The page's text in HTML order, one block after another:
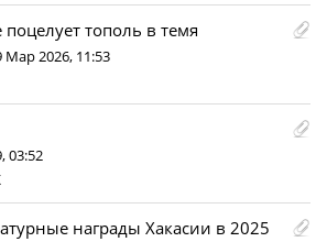
тополь в темя
Мар 2026, 11:53
03:52
награды Хакасии в 2025